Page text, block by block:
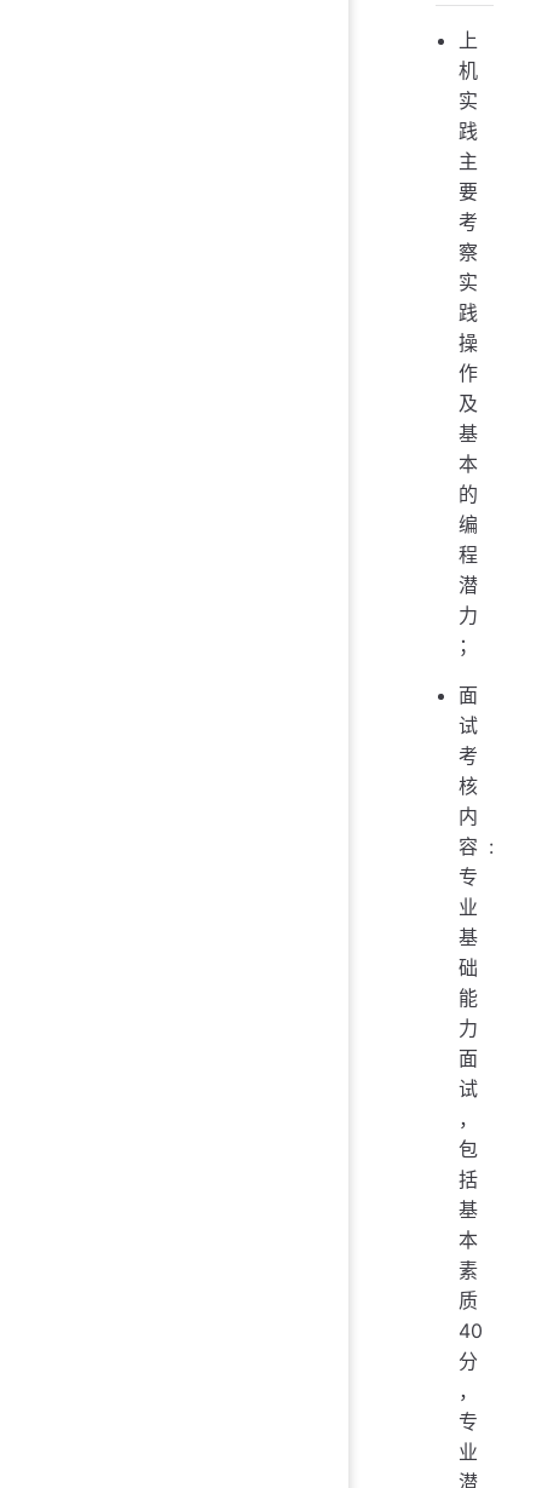
上
机
实
践
主
要
考
察
实
践
操
作
及
基
本
的
编
程
潜
力
；
面
试
考
核
内
容:
专
业
基
础
能
力
面
试
，
包
括
基
本
素
质
40
分
，
专
业
潜